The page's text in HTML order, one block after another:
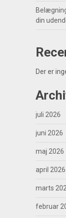
din
Der er
juli 2026
juni 2026
maj 2026
april 2026
marts
februar